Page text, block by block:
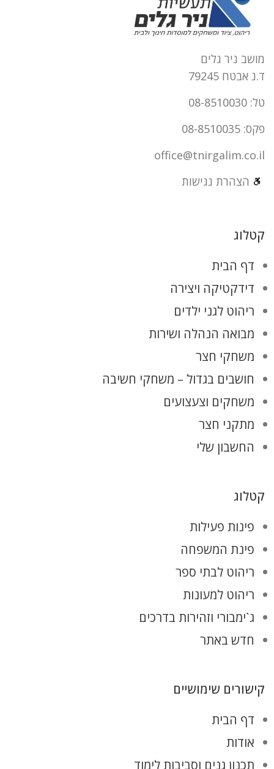
מושב ניר גלים
ד.נ אבטח 79245
טל: 08-8510030
פקס: 08-8510035
office@tnirgalim.co.il
הצהרת נגישות
קטלוג
דף הבית
דידקטיקה ויצירה
ריהוט לגני ילדים
מבואה הנהלה ושירות
משחקי חצר
חושבים בגדול – משחקי חשיבה
משחקים וצעצועים
מתקני חצר
החשבון שלי
קטלוג
פינות פעילות
פינת המשפחה
ריהוט לבתי ספר
ריהוט למעונות
ג`ימבורי וזהירות בדרכים
חדש באתר
קישורים שימושיים
דף הבית
אודות
תכנון גנים וסביבות לימוד